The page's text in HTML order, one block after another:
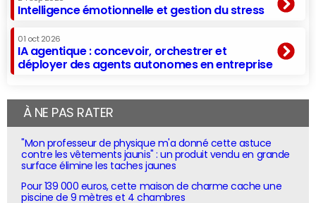
Intelligence émotionnelle et gestion du stress
01 oct 2026
IA agentique : concevoir, orchestrer et
déployer des agents autonomes en entreprise
À NE PAS RATER
"Mon professeur de physique m'a donné cette astuce
contre les vêtements jaunis" : un produit vendu en grande
surface élimine les taches jaunes
Pour 139 000 euros, cette maison de charme cache une
piscine de 9 mètres et 4 chambres